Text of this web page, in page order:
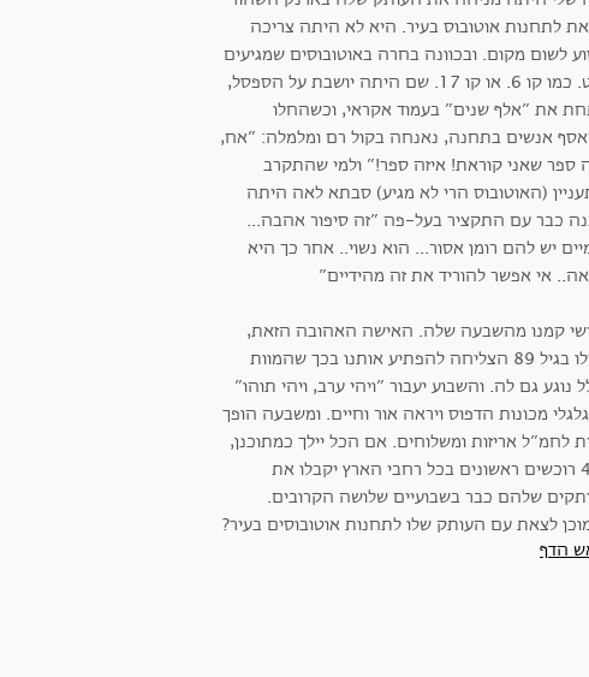
לתחנות אוטובוס בעיר. היא לא היתה צריכה
לשום מקום. ובכוונה בחרה באוטובוסים שמגיעים
מעט. כמו קו 6. או קו 17. שם היתה יושבת על הספסל,
את ״אלף שנים״ בעמוד אקראי, וכשהחלו
אנשים בתחנה, נאנחה בקול רם ומלמלה: ״אח,
ספר שאני קוראת! איזה ספר!״ ולמי שהתקרב
(האוטובוס הרי לא מגיע) סבתא לאה היתה
כבר עם התקציר בעל-פה ״זה סיפור אהבה...
יש להם רומן אסור... הוא נשוי.. אחר כך היא
אי אפשר להוריד את זה מהידיים״
קמנו מהשבעה שלה. האישה האהובה הזאת,
אפילו בגיל 89 הצליחה להפתיע אותנו בכך שהמוות
נוגע גם לה. והשבוע יעבור ״ויהי ערב, ויהי תוהו״
גלגלי מכונות הדפוס ויראה אור וחיים. ומשבעה הופך
לחמ״ל אריזות ומשלוחים. אם הכל יילך כמתוכנן,
420 רוכשים ראשונים בכל רחבי הארץ יקבלו את
שלהם כבר בשבועיים שלושה הקרובים.
לצאת עם העותק שלו לתחנות אוטובוסים בעיר?
הדף